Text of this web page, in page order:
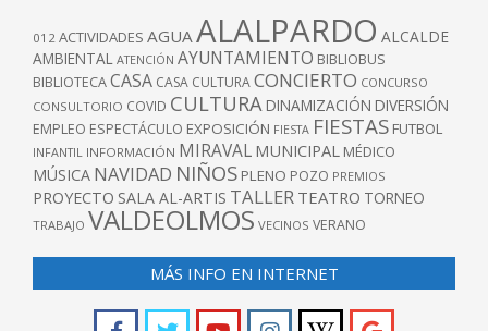
012 ACTIVIDADES AGUAALALPARDO ALCALDE
AMBIENTAL ATENCIÓN AYUNTAMIENTO BIBLIOBUS
BIBLIOTECACASA CASA CULTURACONCIERTO CONCURSO
CONSULTORIO COVID CULTURA DINAMIZACIÓN DIVERSIÓN
EMPLEO ESPECTÁCULO EXPOSICIÓN FIESTA FIESTAS FUTBOL
INFANTIL INFORMACIÓN MIRAVAL MUNICIPAL MÉDICO
MÚSICA NAVIDAD NIÑOS PLENO POZO PREMIOS
PROYECTO SALA AL-ARTIS TALLER TEATRO TORNEO
TRABAJO VALDEOLMOS VECINOS VERANO
MÁS INFO EN INTERNET